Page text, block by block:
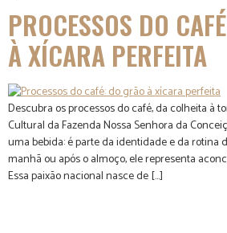
PROCESSOS DO
À XÍCARA PERFEITA
Descubra os processos do café, da colheita à
Cultural da Fazenda Nossa Senhora da
uma bebida: é parte da identidade e da rotina
manhã ou após o almoço, ele representa
Essa paixão nacional nasce de […]